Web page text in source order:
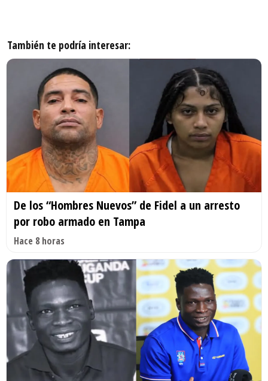
También te podría interesar:
De los “Hombres Nuevos” de Fidel a un arresto
por robo armado en Tampa
Hace 8 horas